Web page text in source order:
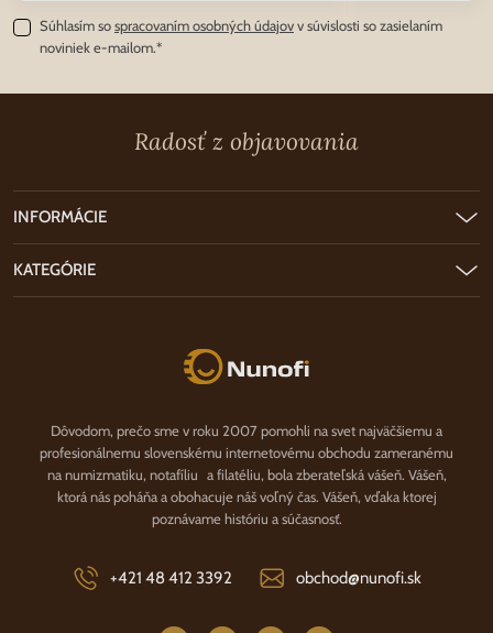
Súhlasím sospracovaním osobných údajovv súvislosti so zasielaním
noviniek e-mailom.*
Radosť z objavovania
Nunofi.sk
Dôvodom, prečo sme v roku 2007 pomohli na svet najväčšiemu a
profesionálnemu slovenskému internetovému obchodu zameranému
na numizmatiku, notafíliu a filatéliu, bola zberateľská vášeň. Vášeň,
ktorá nás poháňa a obohacuje náš voľný čas. Vášeň, vďaka ktorej
poznávame históriu a súčasnosť.
+421 48 412 3392 obchod@nunofi.sk
INFORMÁCIE
KATEGÓRIE